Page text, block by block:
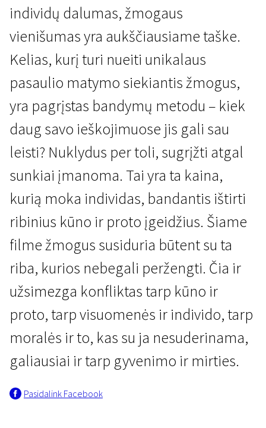
Auka
15 min. | Drama | N/A
individų dalumas, žmogaus
vienišumas yra aukščiausiame taške.
Kelias, kurį turi nueiti unikalaus
pasaulio matymo siekiantis žmogus,
yra pagrįstas bandymų metodu – kiek
daug savo ieškojimuose jis gali sau
leisti? Nuklydus per toli, sugrįžti atgal
sunkiai įmanoma. Tai yra ta kaina,
kurią moka individas, bandantis ištirti
ribinius kūno ir proto įgeidžius. Šiame
filme žmogus susiduria būtent su ta
riba, kurios nebegali peržengti. Čia ir
užsimezga konfliktas tarp kūno ir
proto, tarp visuomenės ir individo, tarp
moralės ir to, kas su ja nesuderinama,
galiausiai ir tarp gyvenimo ir mirties.
Pasidalink Facebook